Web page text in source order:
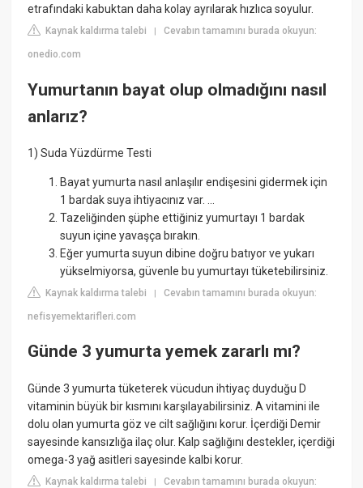
etrafındaki kabuktan daha kolay ayrılarak hızlıca soyulur.
Kaynak kaldırma talebi |Cevabın tamamını burada okuyun:
onedio.com
Yumurtanın bayat olup olmadığını nasıl
anlarız?
1) Suda Yüzdürme Testi
Bayat yumurta nasıl anlaşılır endişesini gidermek için
1 bardak suya ihtiyacınız var. ...
Tazeliğinden şüphe ettiğiniz yumurtayı 1 bardak
suyun içine yavaşça bırakın.
Eğer yumurta suyun dibine doğru batıyor ve yukarı
yükselmiyorsa, güvenle bu yumurtayı tüketebilirsiniz.
Kaynak kaldırma talebi |Cevabın tamamını burada okuyun:
nefisyemektarifleri.com
Günde 3 yumurta yemek zararlı mı?
Günde 3 yumurta tüketerek vücudun ihtiyaç duyduğu D
vitaminin büyük bir kısmını karşılayabilirsiniz. A vitamini ile
dolu olan yumurta göz ve cilt sağlığını korur. İçerdiği Demir
sayesinde kansızlığa ilaç olur. Kalp sağlığını destekler, içerdiği
omega-3 yağ asitleri sayesinde kalbi korur.
Kaynak kaldırma talebi |Cevabın tamamını burada okuyun: